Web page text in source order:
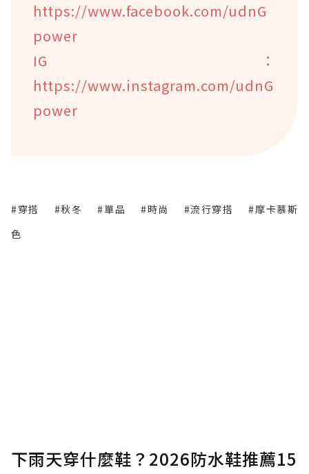
https://www.facebook.com/udnG
power
IG：
https://www.instagram.com/udnG
power
#穿搭 #秋冬 #單品 #時尚 #流行穿搭
#摩卡慕斯
色
下雨天穿什麼鞋？2026防水鞋推薦15